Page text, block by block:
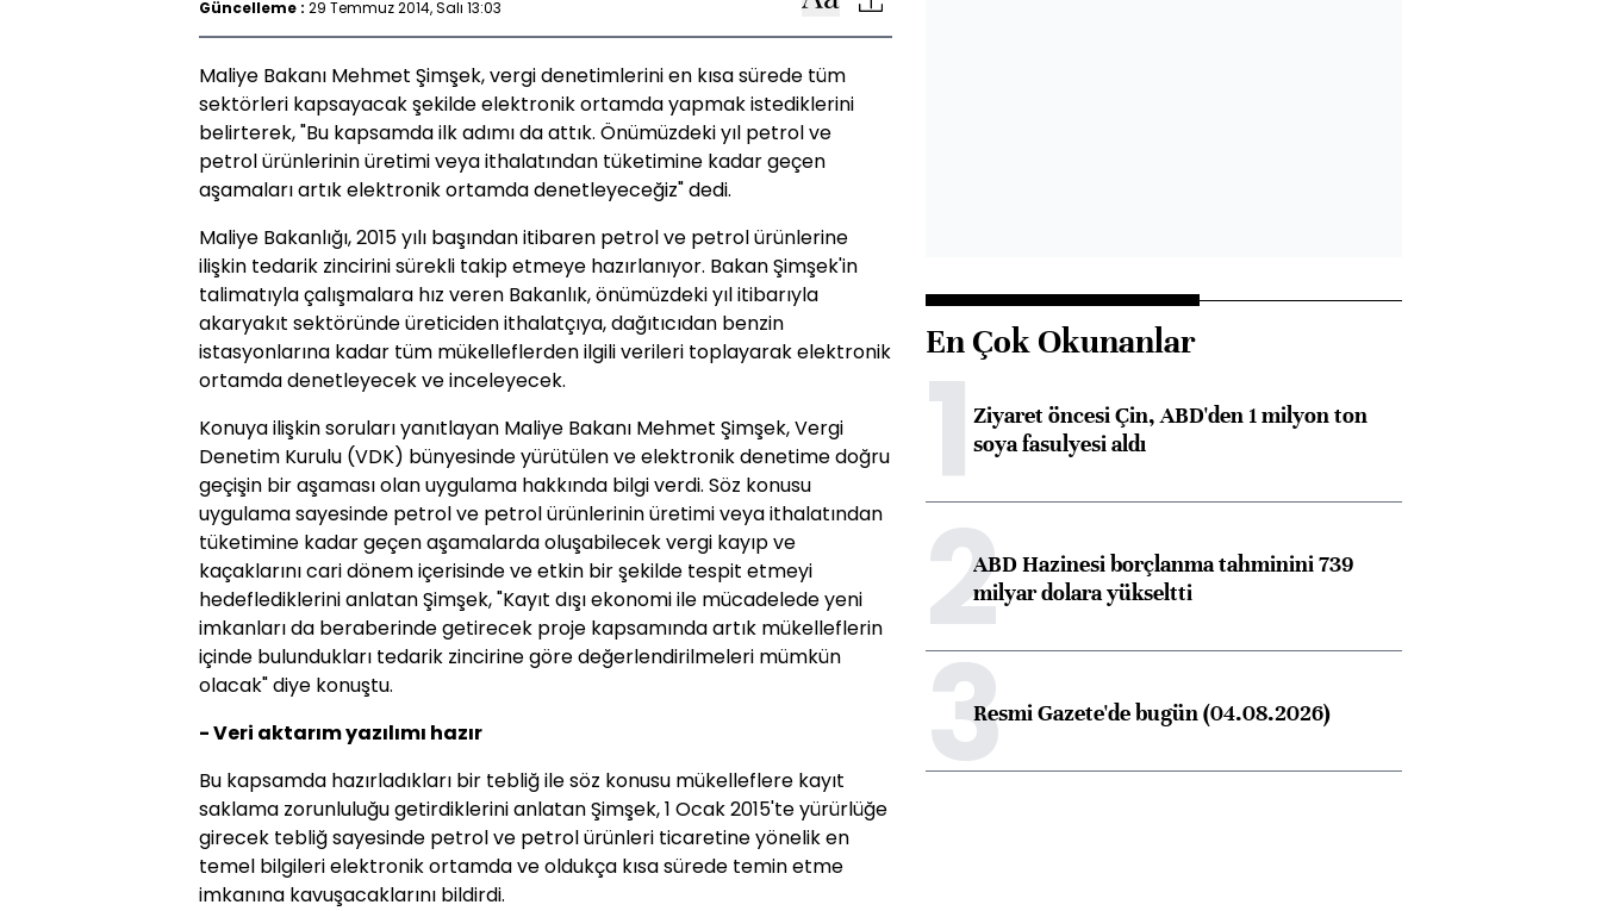
Güncelleme : 29 Temmuz 2014, Salı 13:03
Maliye Bakanı Mehmet Şimşek, vergi denetimlerini en kısa sürede tüm
sektörleri kapsayacak şekilde elektronik ortamda yapmak istediklerini
belirterek, "Bu kapsamda ilk adımı da attık. Önümüzdeki yıl petrol ve
petrol ürünlerinin üretimi veya ithalatından tüketimine kadar geçen
aşamaları artık elektronik ortamda denetleyeceğiz" dedi.
Maliye Bakanlığı, 2015 yılı başından itibaren petrol ve petrol ürünlerine
ilişkin tedarik zincirini sürekli takip etmeye hazırlanıyor. Bakan Şimşek'in
talimatıyla çalışmalara hız veren Bakanlık, önümüzdeki yıl itibarıyla
akaryakıt sektöründe üreticiden ithalatçıya, dağıtıcıdan benzin
istasyonlarına kadar tüm mükelleflerden ilgili verileri toplayarak elektronik
ortamda denetleyecek ve inceleyecek.
Konuya ilişkin soruları yanıtlayan Maliye Bakanı Mehmet Şimşek, Vergi
Denetim Kurulu (VDK) bünyesinde yürütülen ve elektronik denetime doğru
geçişin bir aşaması olan uygulama hakkında bilgi verdi. Söz konusu
uygulama sayesinde petrol ve petrol ürünlerinin üretimi veya ithalatından
tüketimine kadar geçen aşamalarda oluşabilecek vergi kayıp ve
kaçaklarını cari dönem içerisinde ve etkin bir şekilde tespit etmeyi
hedeflediklerini anlatan Şimşek, "Kayıt dışı ekonomi ile mücadelede yeni
imkanları da beraberinde getirecek proje kapsamında artık mükelleflerin
içinde bulundukları tedarik zincirine göre değerlendirilmeleri mümkün
olacak" diye konuştu.
- Veri aktarım yazılımı hazır
Bu kapsamda hazırladıkları bir tebliğ ile söz konusu mükelleflere kayıt
saklama zorunluluğu getirdiklerini anlatan Şimşek, 1 Ocak 2015'te yürürlüğe
girecek tebliğ sayesinde petrol ve petrol ürünleri ticaretine yönelik en
temel bilgileri elektronik ortamda ve oldukça kısa sürede temin etme
imkanına kavuşacaklarını bildirdi.
En Çok Okunanlar
1Ziyaret öncesi Çin, ABD'den 1 milyon ton
soya fasulyesi aldı
2ABD Hazinesi borçlanma tahminini 739
milyar dolara yükseltti
3Resmi Gazete'de bugün (04.08.2026)